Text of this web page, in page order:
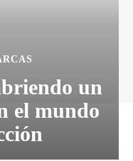
un
el mundo